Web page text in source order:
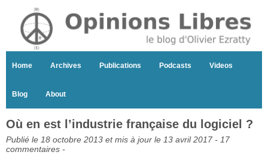
Home Archives Publications Podcasts Videos
Blog About
Où en est l’industrie française du logiciel ?
Publié le 18 octobre 2013 et mis à jour le 13 avril 2017 - 17
commentaires -